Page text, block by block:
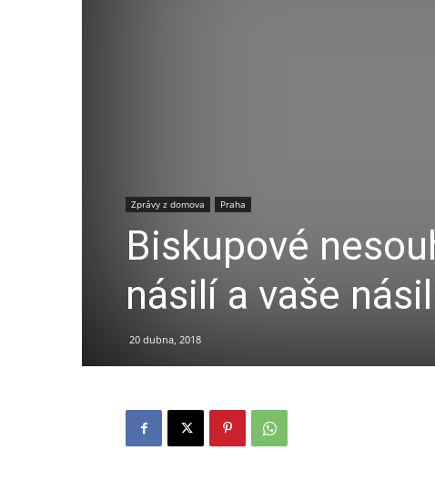
Zprávy z domova Praha
Biskupové
násilí a vaše
20 dubna, 2018